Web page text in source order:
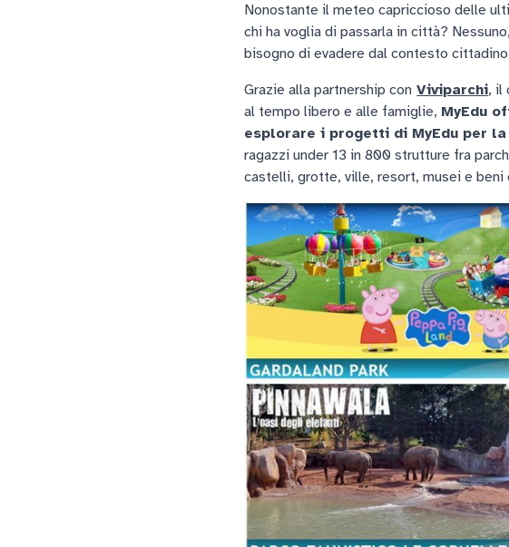
Nonostante il meteo capriccioso delle
chi ha voglia di passarla in città?
bisogno di evadere dal contesto
Grazie alla partnership con Viviparchi, il
al tempo libero e alle famiglie, MyEdu
esplorare i progetti di MyEdu per
ragazzi under 13 in 800 strutture fra
castelli, grotte, ville, resort, musei e beni